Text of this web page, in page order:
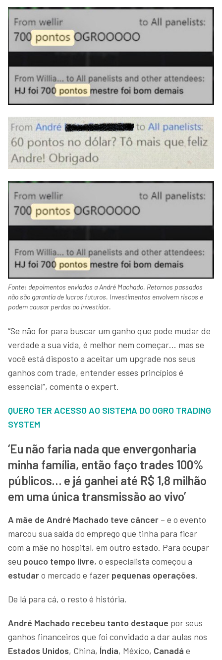
Fonte: depoimentos enviados a André Machado. Retornos passados
não são garantia de lucros futuros. Investimentos envolvem riscos e
podem causar perdas ao investidor.
“Se não for para buscar um ganho que pode mudar de
verdade a sua vida, é melhor nem começar… mas se
você está disposto a aceitar um upgrade nos seus
ganhos com trade, entender esses princípios é
essencial”, comenta o expert.
QUERO TER ACESSO AO SISTEMA DO OGRO TRADING
SYSTEM
‘Eu não faria nada que envergonharia
minha família, então faço trades 100%
públicos… e já ganhei até R$ 1,8 milhão
em uma única transmissão ao vivo’
A mãe de André Machado teve câncer – e o evento
marcou sua saída do emprego que tinha para ficar
com a mãe no hospital, em outro estado. Para ocupar
seu pouco tempo livre, o especialista começou a
estudaro mercado e fazer pequenas operações.
De lá para cá, o resto é história.
André Machado recebeu tanto destaque por seus
ganhos financeiros que foi convidado a dar aulas nos
Estados Unidos, China, Índia, México, Canadá e